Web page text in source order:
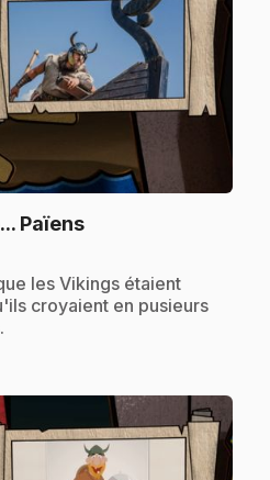
Païens.
les Vikings étaient
croyaient en pusieurs